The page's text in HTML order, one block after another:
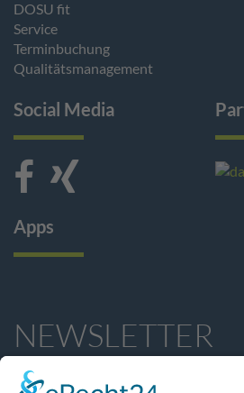
DOSU fit
Service
Terminbuchung
Qualitätsmanagement
Social Media
Apps
NEWSLETTER
ABONNIEREN